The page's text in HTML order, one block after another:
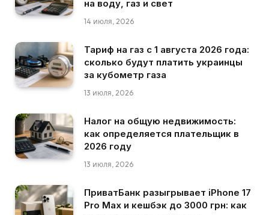
на воду, газ и свет
14 июля, 2026
Тариф на газ с 1 августа 2026 года:
сколько будут платить украинцы
за кубометр газа
13 июля, 2026
Налог на общую недвижимость:
как определяется плательщик в
2026 году
13 июля, 2026
ПриватБанк разыгрывает iPhone 17
Pro Max и кешбэк до 3000 грн: как